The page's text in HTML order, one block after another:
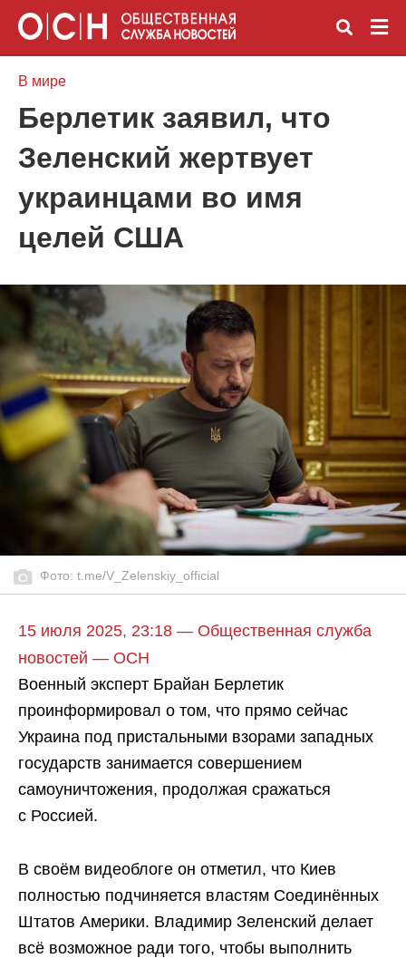
В мире
Берлетик заявил, что
Зеленский жертвует
украинцами во имя
целей США
Фото: t.me/V_Zelenskiy_official
15 июля 2025, 23:18 — Общественная служба
новостей — ОСН
Военный эксперт Брайан Берлетик
проинформировал о том, что прямо сейчас
Украина под пристальными взорами западных
государств занимается совершением
самоуничтожения, продолжая сражаться
с Россией.
В своём видеоблоге он отметил, что Киев
полностью подчиняется властям Соединённых
Штатов Америки. Владимир Зеленский делает
всё возможное ради того, чтобы выполнить